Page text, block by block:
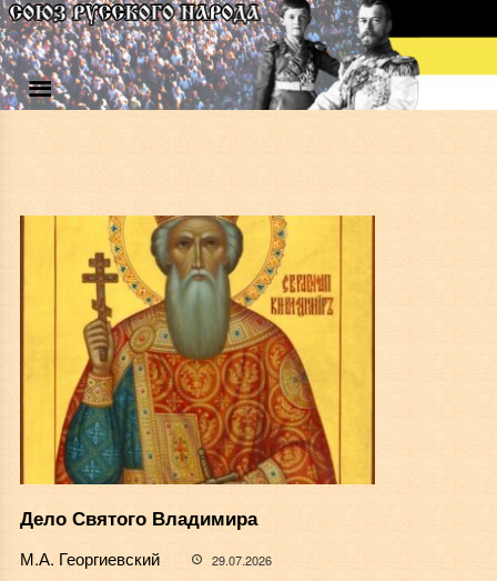
Дело Святого Владимира
М.А. Георгиевский 29.07.2026